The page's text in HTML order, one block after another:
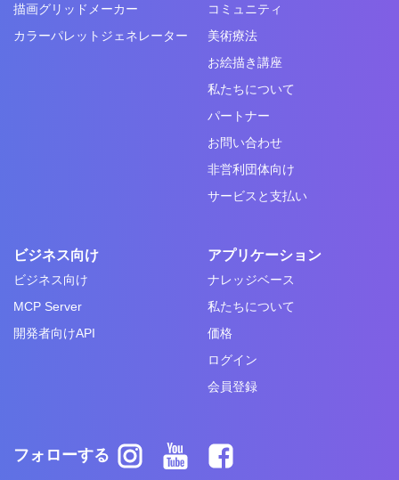
描画グリッドメーカー
カラーパレットジェネレーター
コミュニティ
美術療法
お絵描き講座
私たちについて
パートナー
お問い合わせ
非営利団体向け
サービスと支払い
ビジネス向け
ビジネス向け
MCP Server
開発者向けAPI
アプリケーション
ナレッジベース
私たちについて
価格
ログイン
会員登録
フォローする